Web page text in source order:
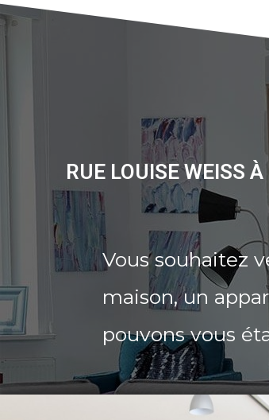
RUE LOUISE WEISS
Vous souhaitez
maison, un
pouvons vous